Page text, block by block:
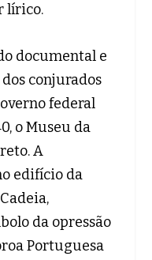
lírico.
documental e
conjurados
federal
o Museu da
A
edifício da
da opressão
Portuguesa